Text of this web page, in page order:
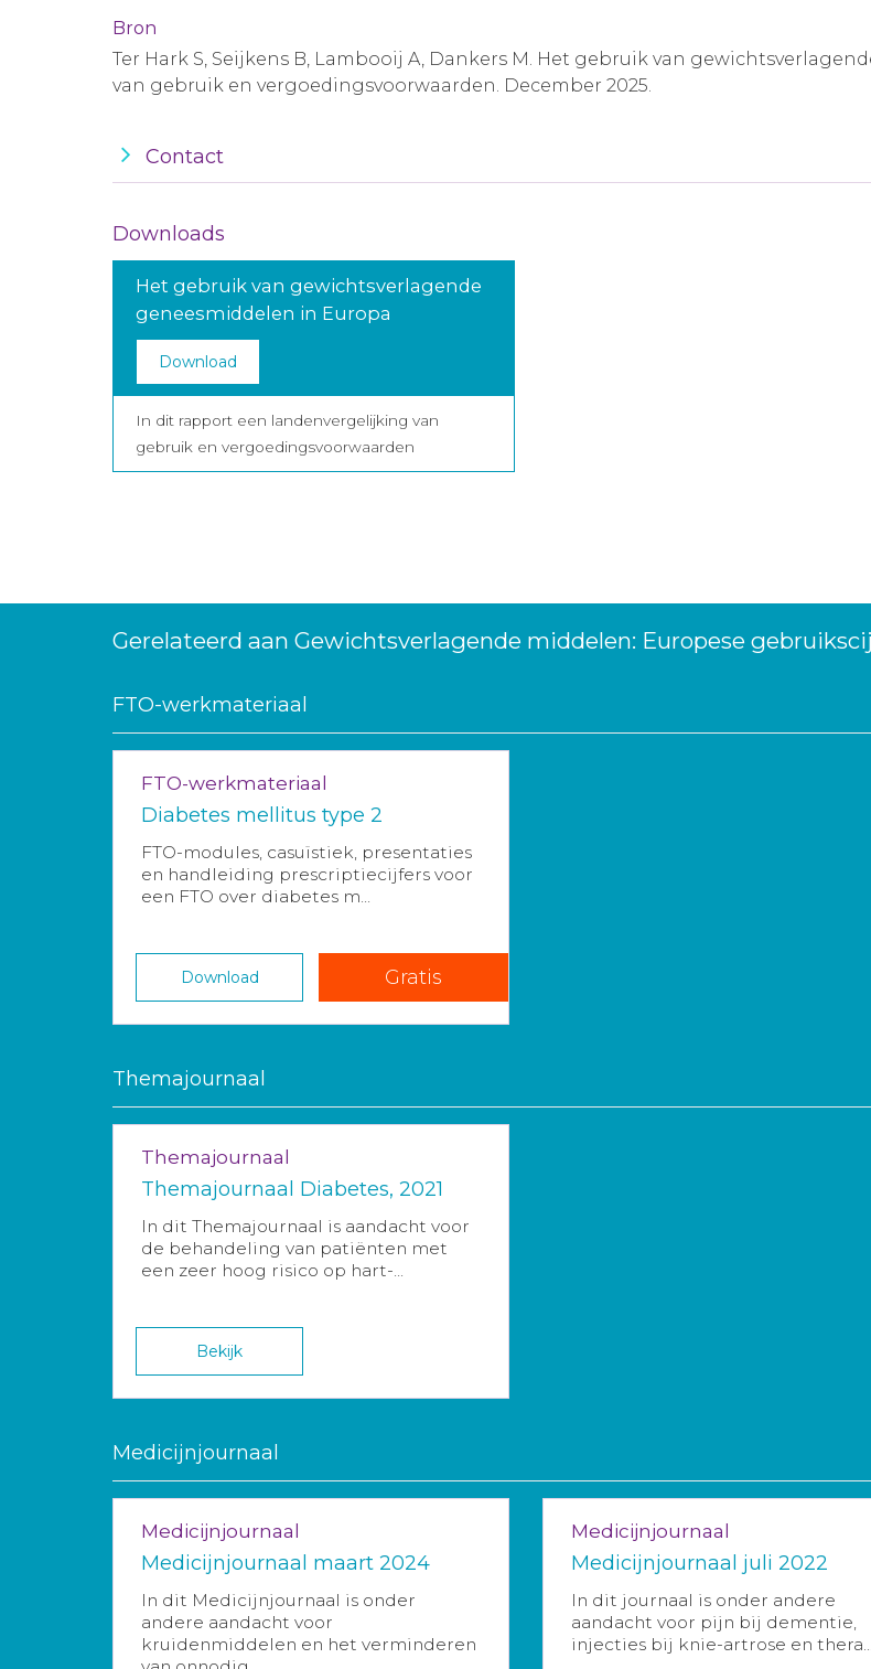
Bron
Ter Hark S, Seijkens B, Lambooij A, Dankers M. Het gebruik van
van gebruik en vergoedingsvoorwaarden. December 2025.
Contact
Downloads
Het gebruik van gewichtsverlagende
geneesmiddelen in Europa
Download
In dit rapport een landenvergelijking van
gebruik en vergoedingsvoorwaarden
Gerelateerd aan Gewichtsverlagende middelen: Europese
FTO-werkmateriaal
FTO-werkmateriaal
Diabetes mellitus type 2
FTO-modules, casuïstiek, presentaties
en handleiding prescriptiecijfers voor
een FTO over diabetes m...
Download Gratis
Themajournaal
Themajournaal
Themajournaal Diabetes, 2021
In dit Themajournaal is aandacht voor
de behandeling van patiënten met
een zeer hoog risico op hart-...
Bekijk
Medicijnjournaal
Medicijnjournaal
Medicijnjournaal maart 2024
In dit Medicijnjournaal is onder
andere aandacht voor
kruidenmiddelen en het verminderen
Medicijnjournaal
Medicijnjournaal juli 2022
In dit journaal is onder andere
aandacht voor pijn bij dementie,
injecties bij knie-artrose en thera...